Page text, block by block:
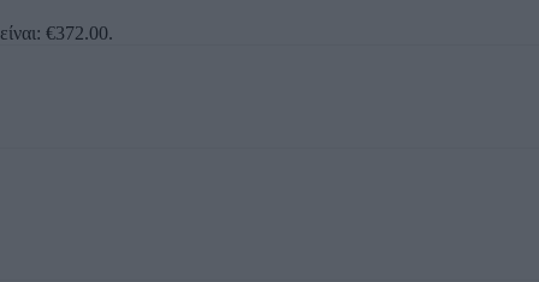
€372.00.